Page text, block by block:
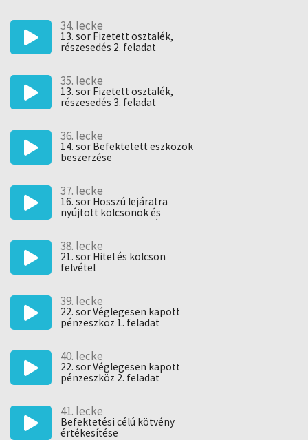
34. lecke
13. sor Fizetett osztalék,
részesedés 2. feladat
35. lecke
13. sor Fizetett osztalék,
részesedés 3. feladat
36. lecke
14. sor Befektetett eszközök
beszerzése
37. lecke
16. sor Hosszú lejáratra
nyújtott kölcsönök és
elhelyezett bankbetétek
38. lecke
21. sor Hitel és kölcsön
felvétel
39. lecke
22. sor Véglegesen kapott
pénzeszköz 1. feladat
40. lecke
22. sor Véglegesen kapott
pénzeszköz 2. feladat
41. lecke
Befektetési célú kötvény
értékesítése